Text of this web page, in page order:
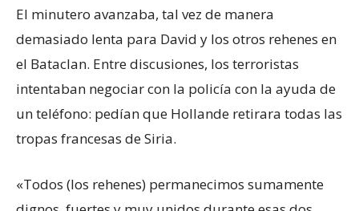
El minutero avanzaba, tal vez de manera
demasiado lenta para David y los otros rehenes en
el Bataclan. Entre discusiones, los terroristas
intentaban negociar con la policía con la ayuda de
un teléfono: pedían que Hollande retirara todas las
tropas francesas de Siria.
«Todos (los rehenes) permanecimos sumamente